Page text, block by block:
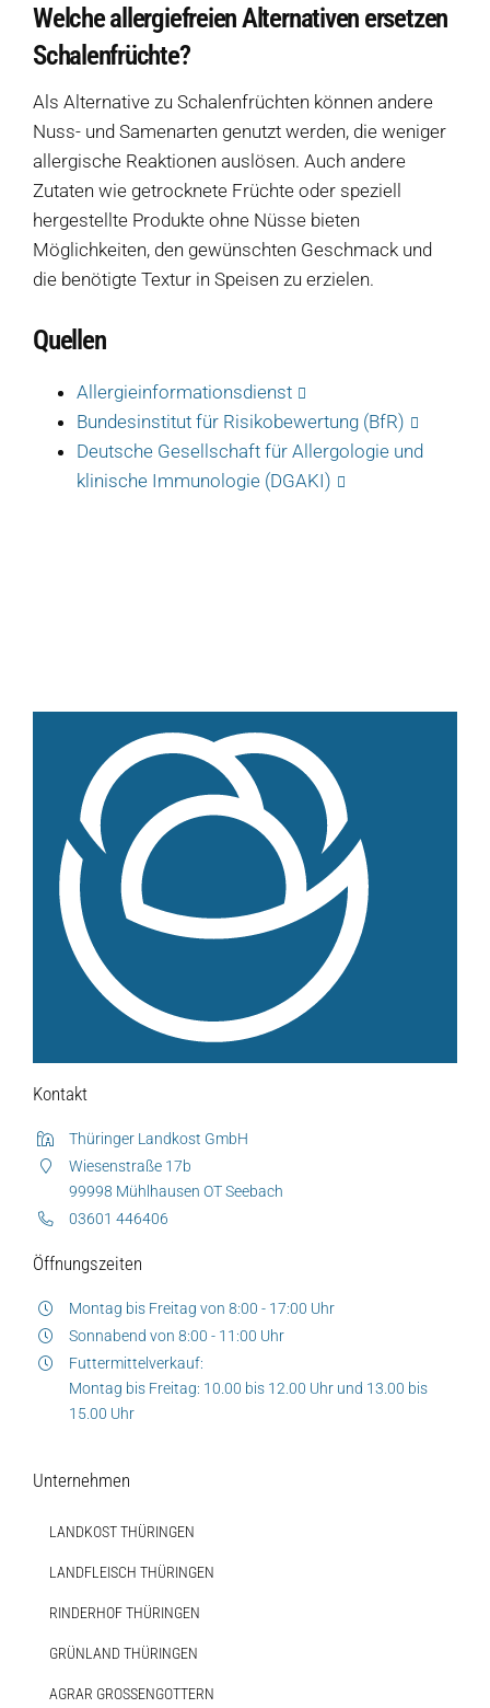
Welche allergiefreien Alternativen ersetzen
Schalenfrüchte?
Als Alternative zu Schalenfrüchten können andere
Nuss- und Samenarten genutzt werden, die weniger
allergische Reaktionen auslösen. Auch andere
Zutaten wie getrocknete Früchte oder speziell
hergestellte Produkte ohne Nüsse bieten
Möglichkeiten, den gewünschten Geschmack und
die benötigte Textur in Speisen zu erzielen.
Quellen
Allergieinformationsdienst
Bundesinstitut für Risikobewertung (BfR)
Deutsche Gesellschaft für Allergologie und
klinische Immunologie (DGAKI)
Kontakt
Thüringer Landkost GmbH
Wiesenstraße 17b
99998 Mühlhausen OT Seebach
03601 446406
Öffnungszeiten
Montag bis Freitag von 8:00 - 17:00 Uhr
Sonnabend von 8:00 - 11:00 Uhr
Futtermittelverkauf:
Montag bis Freitag: 10.00 bis 12.00 Uhr und 13.00 bis
15.00 Uhr
Unternehmen
LANDKOST THÜRINGEN
LANDFLEISCH THÜRINGEN
RINDERHOF THÜRINGEN
GRÜNLAND THÜRINGEN
AGRAR GROSSENGOTTERN
Produkte
Salate
Dips
Soßen
Produkt-Übersicht Jetzt vorbestellen
Produkte nach Allergenen
Verkaufswagen-Tour
Weitere Verkaufsstellen
Über uns
Unsere Marken-Familie